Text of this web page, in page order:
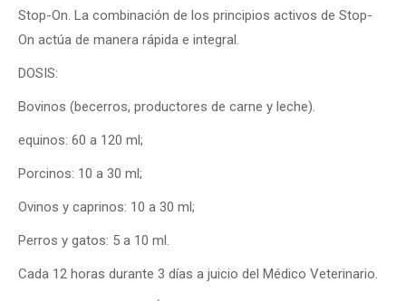
Stop-On. La combinación de los principios activos de Stop-
On actúa de manera rápida e integral.
DOSIS:
Bovinos (becerros, productores de carne y leche).
equinos: 60 a 120 ml;
Porcinos: 10 a 30 ml;
Ovinos y caprinos: 10 a 30 ml;
Perros y gatos: 5 a 10 ml.
Cada 12 horas durante 3 días a juicio del Médico Veterinario.